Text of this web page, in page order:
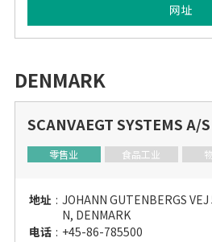
网址
DENMARK
SCANVAEGT SYSTEMS A/S
零售业 食品工业
地址 : JOHANN GUTENBERGS
N, DENMARK
电话 : +45-86-785500